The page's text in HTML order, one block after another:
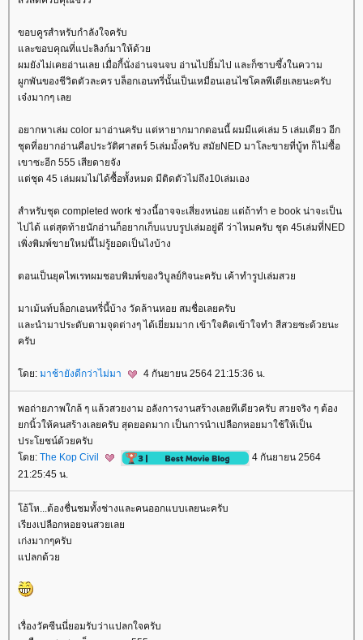
ขอบคูรสำหรับกำลังใจครับ
ละขอบคุณที่แปะลิงก์มาให้ด้ว
ผมยังไม่เคยอ่านเลย เมื่อกี้นั่งอ่านจนจบ อ่านไปยิ้มไป และก็ซาบซึ้งในความ
ผูกพันของชีวิตตัวละคร บล็อกเอนทรี่นั้นเป็นเหมือนเอนไซโคลพีเดียเลยนะครับ
เจ๋งมากๆ เล
อยากหาเล่ม color มาอ่านครับ แต่หายากมากตอนนี้ ผมมีแค่เล่ม 5 เล่มเดียว อีก
ชุดที่อยากอ่านคือประวัติศาสตร์ 5เล่มมั้งครับ สมัยNED มาโละขายที่บู้ท ก็ไม่ซื้อ
เขาซะอีก 555 เสียดายจัง
ต่ชุด 45 เล่มผมไม่ได้ซื้อทั้งหมด มีติดตัวไม่ถึง10เล่มเอง
สำหรับชุด completed work ช่วงนี้อาจจะเสี่ยงหน่อย แต่ถ้าทำ e book น่าจะเป็น
ไปได้ แต่สุดท้ายนักอ่านก็อยากเก็บแบบรูปเล่มอยู่ดี ว่าไหมครับ ชุด 45เล่มที่NED
เพิ่งพิมพ์ขายใหม่นี้ไม่รู้ยอดเป็นไงบ้าง
ตอนเป็นยุคไพเรทผมชอบพิมพ์ของวิบูลย์กิจนะครับ เค้าทำรูปเล่มสว
มาเม้นท์บล็อกเอนทรี่นี้บ้าง วัดล้านหอย สมชื่อเลยครับ
ละนำมาประดับตามจุดต่างๆ ได้เยี่ยมมาก เข้าใจคิดเข้าใจทำ สีสวยซะด้วยนะ
ครับ
ดย: มาช้ายังดีกว่าไม่มา 4 กันยายน 2564 21:15:36 น.
พอถ่ายภาพใกล้ ๆ แล้วสวยงาม อลังการงานสร้างเลยทีเดียวครับ สวยจริง ๆ ต้อง
กนิ้วให้คนสร้างเลยครับ สุดยอดมาก เป็นการนำเปลือกหอยมาใช้ให้เป็น
ประโยชน์ด้วยครับ
ดย: The Kop Civil
4 กันยายน 2564
21:25:45 น.
อ้โห...ต้องชื่นชมทั้งช่างและคนออกแบบเลยนะครับ
เรียงเปลือกหอยจนสวยเล
เก่งมากๆครับ
ปลกด้ว
เรื่องวัคซีนนี่ยอมรับว่าแปลกใจครับ